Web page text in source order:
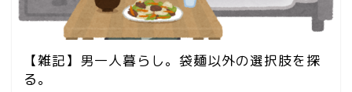
【雑記】男一人暮らし。袋麺以外の選択肢を探
る。